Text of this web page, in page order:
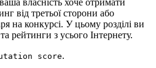
власність хоче отримати
від третьої сторони або
на конкурсі. У цьому розділі ви
рейтинги з усього Інтернету.
score.